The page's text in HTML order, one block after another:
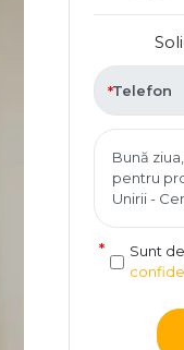
Telefon
Sunt